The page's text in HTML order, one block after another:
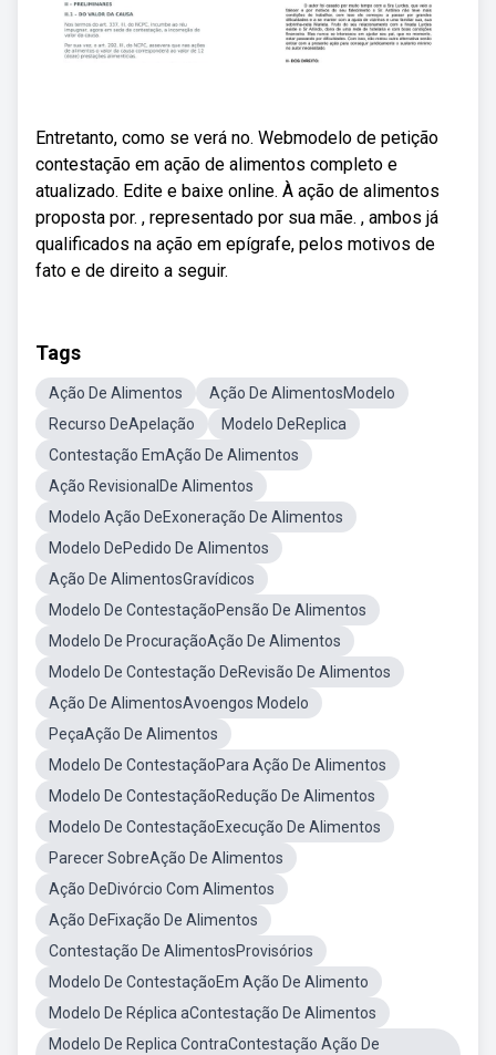
Entretanto, como se verá no. Webmodelo de petição
contestação em ação de alimentos completo e
atualizado. Edite e baixe online. À ação de alimentos
proposta por. , representado por sua mãe. , ambos já
qualificados na ação em epígrafe, pelos motivos de
fato e de direito a seguir.
Tags
Ação De Alimentos
Ação De AlimentosModelo
Recurso DeApelação
Modelo DeReplica
Contestação EmAção De Alimentos
Ação RevisionalDe Alimentos
Modelo Ação DeExoneração De Alimentos
Modelo DePedido De Alimentos
Ação De AlimentosGravídicos
Modelo De ContestaçãoPensão De Alimentos
Modelo De ProcuraçãoAção De Alimentos
Modelo De Contestação DeRevisão De Alimentos
Ação De AlimentosAvoengos Modelo
PeçaAção De Alimentos
Modelo De ContestaçãoPara Ação De Alimentos
Modelo De ContestaçãoRedução De Alimentos
Modelo De ContestaçãoExecução De Alimentos
Parecer SobreAção De Alimentos
Ação DeDivórcio Com Alimentos
Ação DeFixação De Alimentos
Contestação De AlimentosProvisórios
Modelo De ContestaçãoEm Ação De Alimento
Modelo De Réplica aContestação De Alimentos
Modelo De Replica ContraContestação Ação De